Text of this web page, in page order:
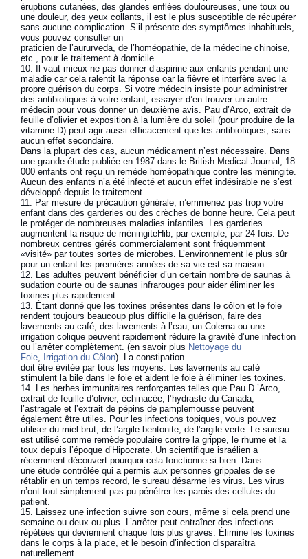
éruptions cutanées, des glandes enflées douloureuses, une toux ou
une douleur, des yeux collants, il est le plus susceptible de récupérer
sans aucune complication. S’il présente des symptômes inhabituels,
vous pouvez consulter un
praticien de l’aururveda, de l’homéopathie, de la médecine chinoise,
etc., pour le traitement à domicile.
10. Il vaut mieux ne pas donner d’aspirine aux enfants pendant une
maladie car cela ralentit la réponse oar la fièvre et interfère avec la
propre guérison du corps. Si votre médecin insiste pour administrer
des antibiotiques à votre enfant, essayer d’en trouver un autre
médecin pour vous donner un deuxième avis. Pau d’Arco, extrait de
feuille d’olivier et exposition à la lumière du soleil (pour produire de la
vitamine D) peut agir aussi efficacement que les antibiotiques, sans
aucun effet secondaire.
Dans la plupart des cas, aucun médicament n’est nécessaire. Dans
une grande étude publiée en 1987 dans le British Medical Journal, 18
000 enfants ont reçu un remède homéopathique contre les méningite.
Aucun des enfants n’a été infecté et aucun effet indésirable ne s’est
développé depuis le traitement.
11. Par mesure de précaution générale, n’emmenez pas trop votre
enfant dans des garderies ou des crèches de bonne heure. Cela peut
le protéger de nombreuses maladies infantiles. Les garderies
augmentent la risque de méningiteHib, par exemple, par 24 fois. De
nombreux centres gérés commercialement sont fréquemment
«visité» par toutes sortes de microbes. L’environnement le plus sûr
pour un enfant les premières années de sa vie est sa maison.
12. Les adultes peuvent bénéficier d’un certain nombre de saunas à
sudation courte ou de saunas infrarouges pour aider éliminer les
toxines plus rapidement.
13. Étant donné que les toxines présentes dans le côlon et le foie
rendent toujours beaucoup plus difficile la guérison, faire des
lavements au café, des lavements à l’eau, un Colema ou une
irrigation colique peuvent rapidement réduire la gravité d’une infection
ou l’arrêter complètement. (en savoir plus Nettoyage du
Foie Irrigation du Côlon). La constipation
doit être évitée par tous les moyens. Les lavements au café
stimulent la bile dans le foie et aident le foie à éliminer les toxines.
14. Les herbes immunitaires renforçantes telles que Pau D ’Arco,
extrait de feuille d’olivier, échinacée, l’hydraste du Canada,
l’astragale et l’extrait de pépins de pamplemousse peuvent
également être utiles. Pour les infections topiques, vous pouvez
utiliser du miel brut, de l’argile bentonite, de l’argile verte. Le sureau
est utilisé comme remède populaire contre la grippe, le rhume et la
toux depuis l’époque d’Hipocrate. Un scientifique israélien a
récemment découvert pourquoi cela fonctionne si bien. Dans
une étude contrôlée qui a permis aux personnes grippales de se
rétablir en un temps record, le sureau désarme les virus. Les virus
n’ont tout simplement pas pu pénétrer les parois des cellules du
patient.
15. Laissez une infection suivre son cours, même si cela prend une
semaine ou deux ou plus. L’arrêter peut entraîner des infections
répétées qui deviennent chaque fois plus graves. Élimine les toxines
dans le corps à la place, et le besoin d’infection disparaîtra
naturellement.